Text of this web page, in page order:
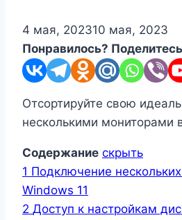
4 мая, 202310 мая, 2023
Понравилось?
Отсортируйте свою
несколькими мониторами
Содержание скрыть
1 Подключение
Windows 11
2 Доступ к настройкам